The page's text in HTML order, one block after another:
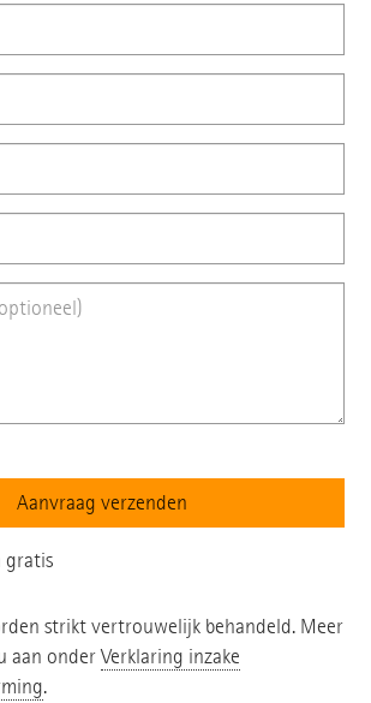
gratis
strikt vertrouwelijk behandeld. Meer
aan onderVerklaring inzake
.